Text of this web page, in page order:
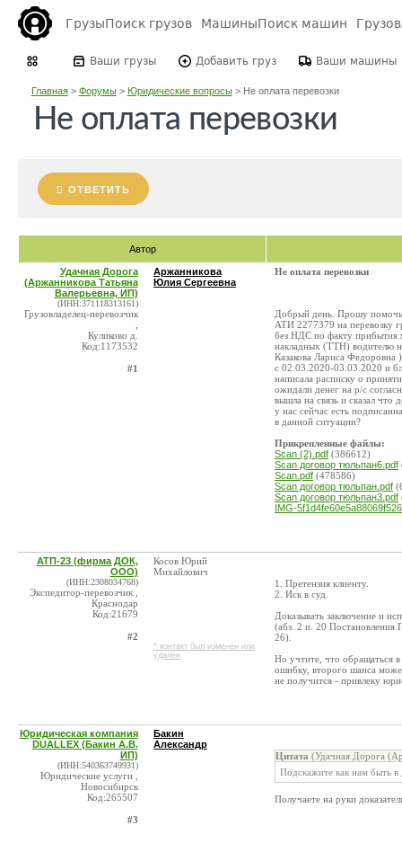
ГрузыПоиск грузов МашиныПоиск машин
Ваши грузы Добавить груз Ваши машины
Главная> Форумы> Юридические вопросы> Не оплата перевозки
Не оплата перевозки
ОТВЕТИТЬ
Автор
Удачная Дорога
(Аржанникова Татьяна
Валерьевна, ИП)
(ИНН:371118313161)
Грузовладелец-перевозчик
Куликово д.
Код:1173532
#1
Аржанникова
Юлия Сергеевна
Не оплата перевозки
Добрый день. Прошу
АТИ 2277379 на перевозку
без НДС по факту прибытия
накладных (ТТН) водителю
Казакова Лариса
с 02.03.2020-03.03.2020 и
написала расписку о
ожидали денег на р/с
вышла на связь и сказал что
у нас сейчас есть
в данной ситуации?
Прикрепленные файлы:
Scan (2).pdf (386612)
Scan договор тюльпан6.pdf
Scan.pdf (478586)
Scan договор тюльпан.pdf
Scan договор тюльпан3.pdf
IMG-
АТП-23 (фирма ДОК,
ООО)
(ИНН:2308034768)
Экспедитор-перевозчик ,
Краснодар
Код:21679
#2
Косов Юрий
Михайлович
* контакт был изменен или
удален
1. Претензия клиенту.
2. Иск в суд.
Доказывать заключение и
(абз. 2 п. 20 Постановления
26).
Но учтите, что обращаться
ошибку, второго шанса
не получится - привлеку
Юридическая компания
DUALLEX (Бакин А.В.
ИП)
(ИНН:540363749931)
Юридические услуги ,
Новосибирск
Код:265507
#3
Бакин
Александр
Цитата (Удачная Дорога
Подскажите как нам быть в
Получаете на руки